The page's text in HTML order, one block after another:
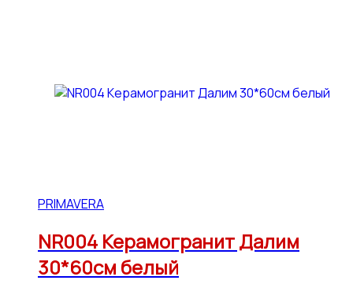
PRIMAVERA
NR004 Керамогранит Далим
30*60см белый